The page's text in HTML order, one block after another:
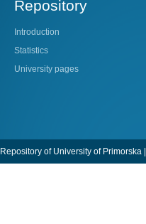
Repository
Introduction
Statistics
University pages
Repository of University of Primorska |